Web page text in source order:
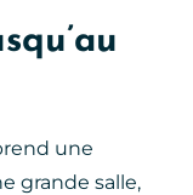
une
grande salle,